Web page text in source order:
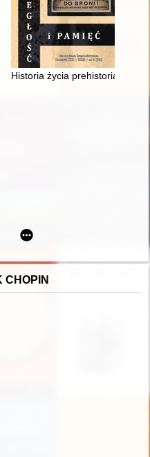
Służby Więziennej w
Historia życia prehistorią
prowadzone przy
CHOPIN